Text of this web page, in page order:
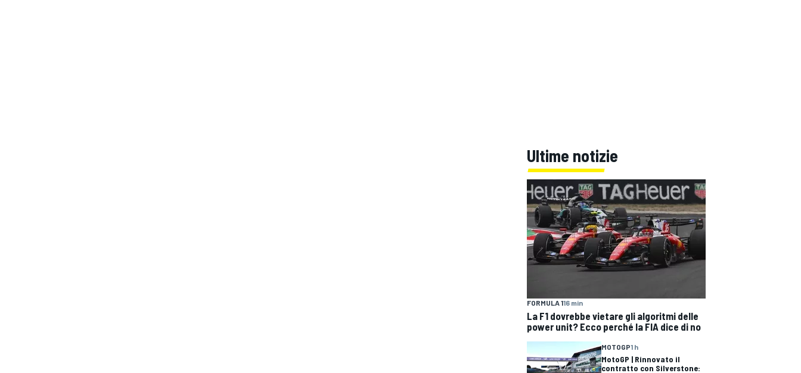
Ultime notizie
FORMULA 116 min
La F1 dovrebbe vietare gli algoritmi delle
power unit? Ecco perché la FIA dice di no
MOTOGP1 h
MotoGP | Rinnovato il
contratto con Silverstone: